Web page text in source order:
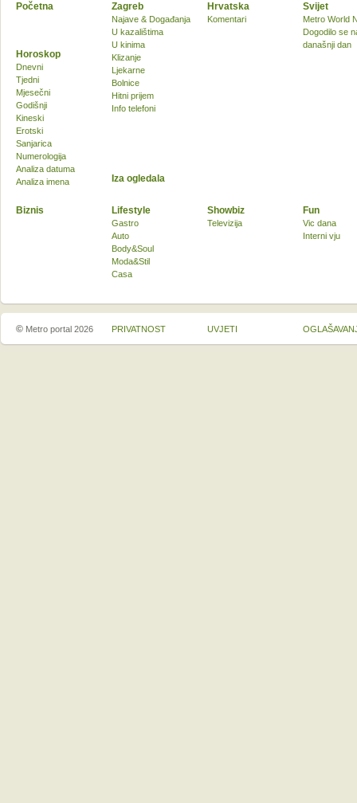
Početna Zagreb
Najave & Događanja
U kazalištima
U kinima
Klizanje
Ljekarne
Bolnice
Hitni prijem
Info telefoni
Hrvatska
Komentari
Svijet
Metro World
Dogodilo se
današnji dan
Biznis Lifestyle
Gastro
Auto
Body&Soul
Moda&Stil
Casa
Showbiz
Televizija
Fun
Vic dana
Interni vju
Horoskop
Dnevni
Tjedni
Mjesečni
Godišnji
Kineski
Erotski
Sanjarica
Numerologija
Analiza datuma
Analiza imena
Iza ogledala
© Metro portal 2026 PRIVATNOST UVJETI